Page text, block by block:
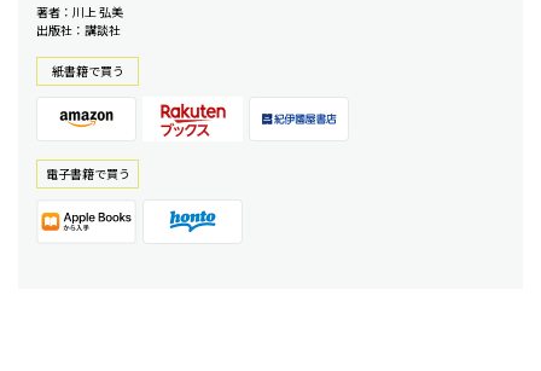
著者：川上 弘美
出版社：講談社
紙書籍で買う
電⼦書籍で買う